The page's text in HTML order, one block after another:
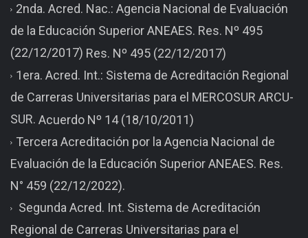
2nda. Acred. Nac.: Agencia Nacional de Evaluación
de la Educación Superior ANEAES. Res. Nº 495
(22/12/2017) Res. Nº 495 (22/12/2017)
1era. Acred. Int.: Sistema de Acreditación Regional
de Carreras Universitarias para el MERCOSUR ARCU-
SUR. Acuerdo Nº 14 (18/10/2011)
Tercera Acreditación por la Agencia Nacional de
Evaluación de la Educación Superior ANEAES. Res.
N° 459 (22/12/2022).
Segunda Acred. Int. Sistema de Acreditación
Regional de Carreras Universitarias para el